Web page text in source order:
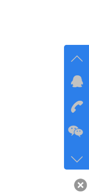
在线
咨询
客服